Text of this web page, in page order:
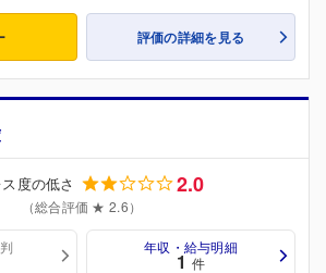
評価の詳細を見る
度の低さ 2.0
（総合評価 ★ 2.6）
年収・給与明細
1 件